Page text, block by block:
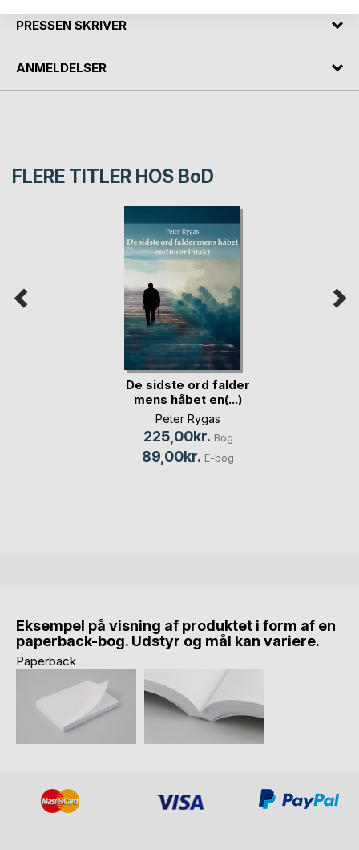
PRESSEN SKRIVER
ANMELDELSER
FLERE TITLER HOS BoD
De sidste ord falder
mens håbet en(...)
Peter Rygas
225,00kr. Bog
89,00kr. E-bog
Eksempel på visning af produktet i form af en
paperback-bog. Udstyr og mål kan variere.
Paperback